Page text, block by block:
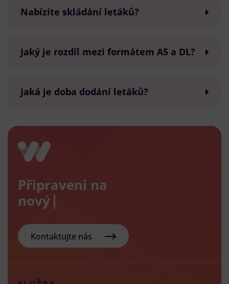
Nabízíte skládání letáků?
Jaký je rozdíl mezi formátem A5 a DL?
Jaká je doba dodání letáků?
Připraveni na
nový e-sho
Kontaktujte nás